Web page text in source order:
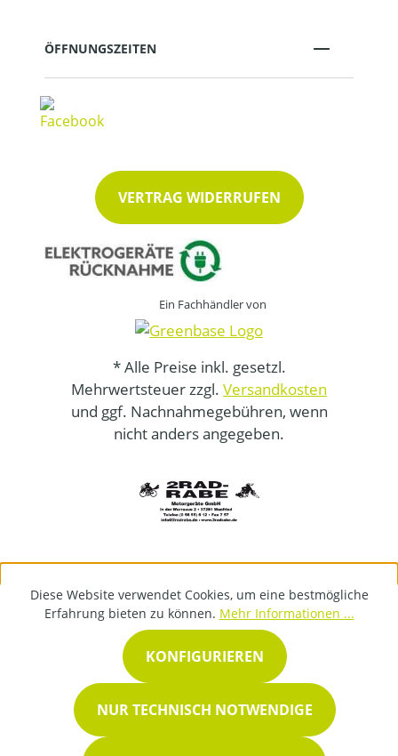
ÖFFNUNGSZEITEN
VERTRAG WIDERRUFEN
Ein Fachhändler von
* Alle Preise inkl. gesetzl.
Mehrwertsteuer zzgl. Versandkosten
und ggf. Nachnahmegebühren, wenn
nicht anders angegeben.
Diese Website verwendet Cookies, um eine bestmögliche
Erfahrung bieten zu können. Mehr Informationen ...
NUR TECHNISCH NOTWENDIGE
KONFIGURIEREN